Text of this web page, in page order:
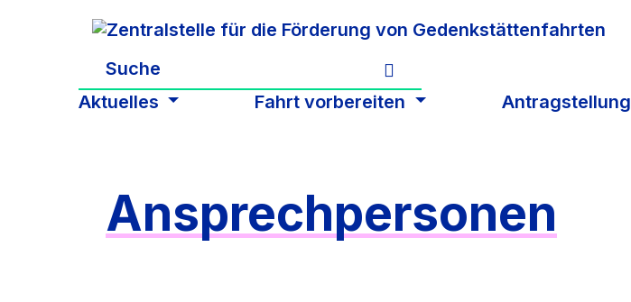
Aktuelles Fahrt vorbereiten Antragstellung
Ansprechpersonen